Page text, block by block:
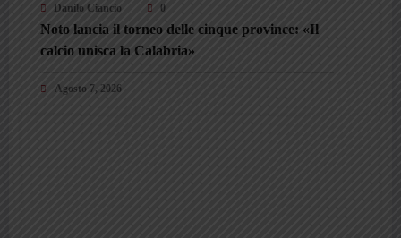
Danilo Ciancio 0
Noto lancia il torneo delle cinque province: «Il
calcio unisca la Calabria»
Agosto 7, 2026